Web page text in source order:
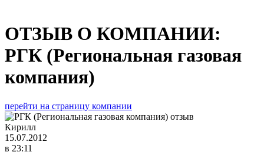
ОТЗЫВ О КОМПАНИИ:
РГК (Региональная газовая
компания)
перейти на страницу компании
Кирилл
15.07.2012
в 23:11